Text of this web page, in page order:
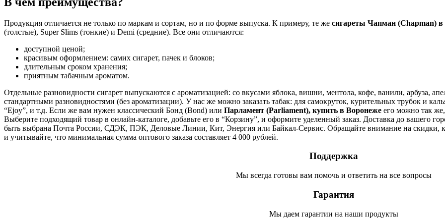
Продукция отличается не только по маркам и сортам, но и по форме выпуска. К примеру, те же сигареты Чапман (Chapman) в
(толстые), Super Slims (тонкие) и Demi (средние). Все они отличаются:
доступной ценой;
красивым оформлением: самих сигарет, пачек и блоков;
длительным сроком хранения;
приятным табачным ароматом.
Отдельные разновидности сигарет выпускаются с ароматизацией: со вкусами яблока, вишни, ментола, кофе, ванили, арбуза,
стандартными разновидностями (без ароматизации). У нас же можно заказать табак: для самокруток, курительных трубок и
“Ejoy”, и т.д. Если же вам нужен классический Бонд (Bond) или Парламент (Parliament), купить в Воронеже его можно так
Выберите подходящий товар в онлайн-каталоге, добавьте его в “Корзину”, и оформите уделенный заказ. Доставка до вашего
быть выбрана Почта России, СДЭК, ПЭК, Деловые Линии, Кит, Энергия или Байкал-Сервис. Обращайте внимание на скидки,
и учитывайте, что минимальная сумма оптового заказа составляет 4 000 рублей.
Поддержка
Мы всегда готовы вам помочь и ответить на все вопросы
Гарантия
Мы даем гарантии на наши продукты